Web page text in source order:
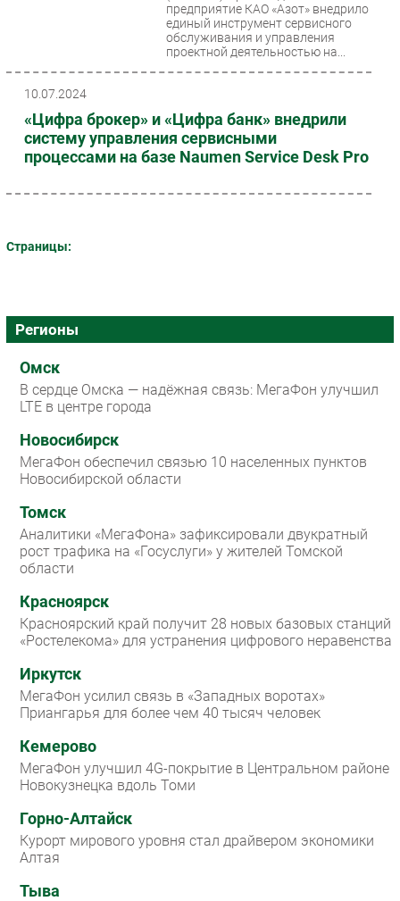
предприятие КАО «Азот» внедрило
единый инструмент сервисного
обслуживания и управления
проектной деятельностью на...
10.07.2024
«Цифра брокер» и «Цифра банк» внедрили
систему управления сервисными
процессами на базе Naumen Service Desk Pro
Страницы:
Регионы
Омск
В сердце Омска — надёжная связь: МегаФон улучшил
LTE в центре города
Новосибирск
МегаФон обеспечил связью 10 населенных пунктов
Новосибирской области
Томск
Аналитики «МегаФона» зафиксировали двукратный
рост трафика на «Госуслуги» у жителей Томской
области
Красноярск
Красноярский край получит 28 новых базовых станций
«Ростелекома» для устранения цифрового неравенства
Иркутск
МегаФон усилил связь в «Западных воротах»
Приангарья для более чем 40 тысяч человек
Кемерово
МегаФон улучшил 4G-покрытие в Центральном районе
Новокузнецка вдоль Томи
Горно-Алтайск
Курорт мирового уровня стал драйвером экономики
Алтая
Тыва